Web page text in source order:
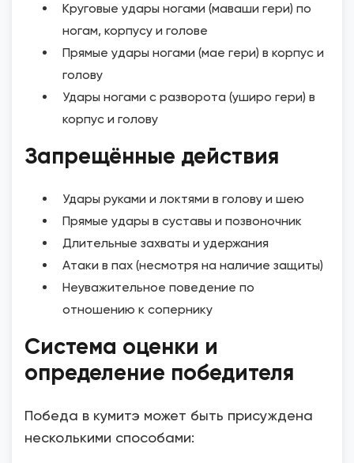
Круговые удары ногами (маваши гери) по
ногам, корпусу и голове
Прямые удары ногами (мае гери) в корпус и
голову
Удары ногами с разворота (уширо гери) в
корпус и голову
Запрещённые действия
Удары руками и локтями в голову и шею
Прямые удары в суставы и позвоночник
Длительные захваты и удержания
Атаки в пах (несмотря на наличие защиты)
Неуважительное поведение по
отношению к сопернику
Система оценки и
определение победителя
Победа в кумитэ может быть присуждена
несколькими способами: